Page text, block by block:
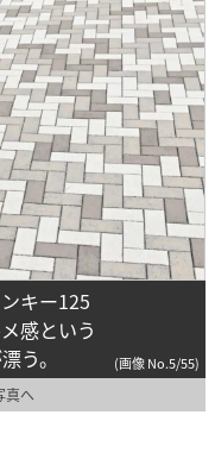
キー125
感という
う。
(画像 No.5/55)
真へ